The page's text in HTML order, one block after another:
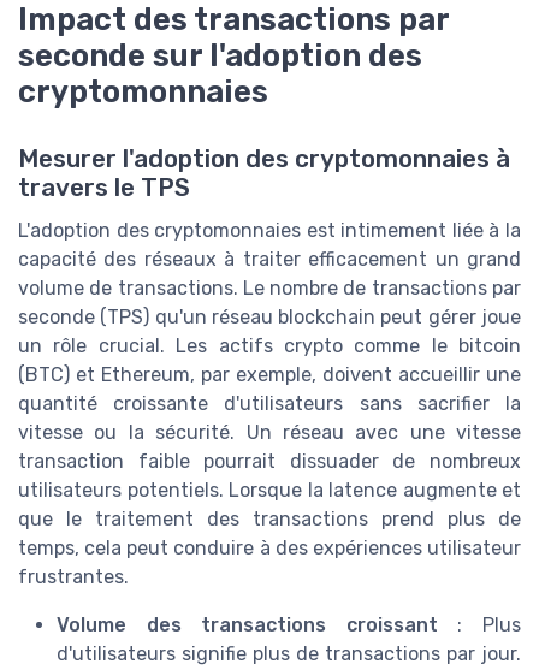
Impact des transactions par
seconde sur l'adoption des
cryptomonnaies
Mesurer l'adoption des cryptomonnaies à
travers le TPS
L'adoption des cryptomonnaies est intimement liée à la
capacité des réseaux à traiter efficacement un grand
volume de transactions. Le nombre de transactions par
seconde (TPS) qu'un réseau blockchain peut gérer joue
un rôle crucial. Les actifs crypto comme le bitcoin
(BTC) et Ethereum, par exemple, doivent accueillir une
quantité croissante d'utilisateurs sans sacrifier la
vitesse ou la sécurité. Un réseau avec une vitesse
transaction faible pourrait dissuader de nombreux
utilisateurs potentiels. Lorsque la latence augmente et
que le traitement des transactions prend plus de
temps, cela peut conduire à des expériences utilisateur
frustrantes.
Volume des transactions croissant : Plus
d'utilisateurs signifie plus de transactions par jour.